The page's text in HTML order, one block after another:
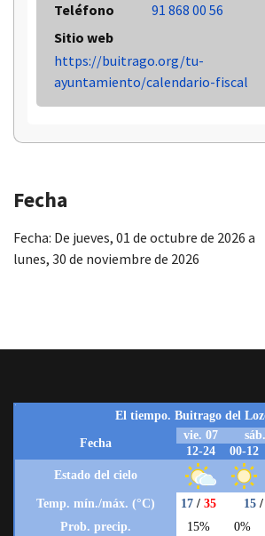
Teléfono
91 868 00 56
Sitio web
https://buitrago.org/tu-
ayuntamiento/calendario-fiscal
Fecha
Fecha: De jueves, 01 de octubre de 2026 a
lunes, 30 de noviembre de 2026